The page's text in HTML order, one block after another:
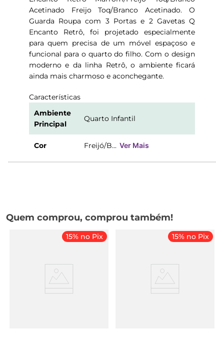
Acetinado Freijo Toq/Branco Acetinado. O
Guarda Roupa com 3 Portas e 2 Gavetas Q
Encanto Retrô, foi projetado especialmente
para quem precisa de um móvel espaçoso e
funcional para o quarto do filho. Com o design
moderno e da linha Retrô, o ambiente ficará
ainda mais charmoso e aconchegante.
Características
Ambiente
Principal
Quarto Infantil
Cor Freijó/B... Ver Mais
Quem comprou, comprou também!
15% no Pix 15% no Pix